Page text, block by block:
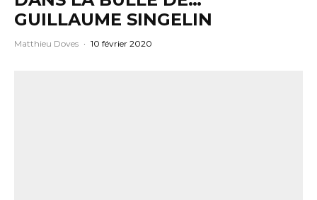
GUILLAUME SINGELIN
Matthieu Doves · 10 février 2020